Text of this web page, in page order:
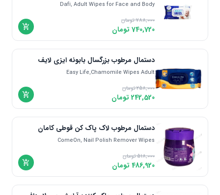
Dafi, Adult Wipes for Face and Body
788,000تومان
740,720 تومان
دستمال مرطوب بزرگسال بابونه ایزی لایف
Easy Life,Chamomile Wipes Adult
258,000تومان
242,520تومان
دستمال مرطوب لاک پاک کن قوطی کامان
ComeOn, Nail Polish Remover Wipes
518,000تومان
486,920 تومان